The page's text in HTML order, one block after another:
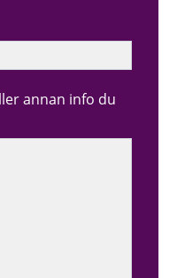
annan info du